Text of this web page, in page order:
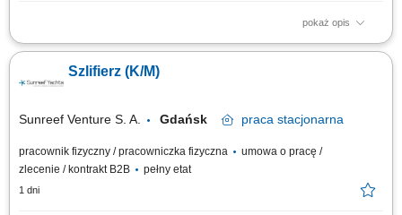
pokaż opis
Zakres obowiązków: Szlifowanie elementów meblowych przy stołach
podkładowania i lakierowania. Oklejanie i zabezpieczanie elementów
przed procesem lakierniczym. Praca z substancjami chemicznymi z
Szlifierz (K/M)
Sunreef Venture S. A. Gdańsk praca stacjonarna
pracownik fizyczny / pracowniczka fizyczna
umowa o pracę /
zlecenie / kontrakt B2B
pełny etat
1 dni